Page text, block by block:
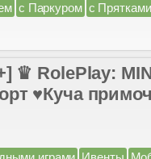
с Паркуром с Прятками
♛ RolePlay:
♥Куча